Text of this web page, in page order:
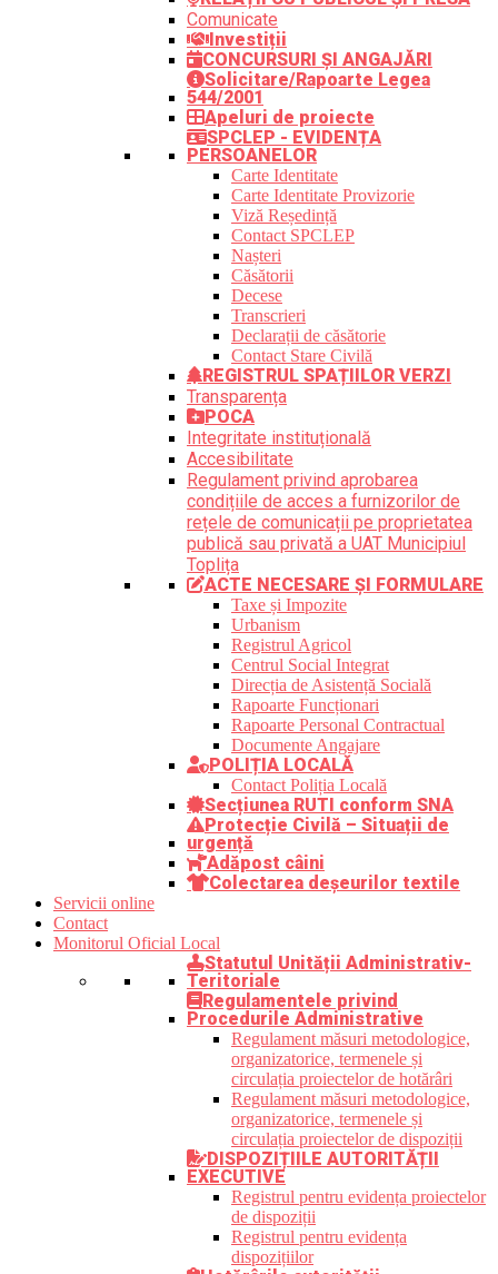
Comunicate
Investiții
CONCURSURI ȘI ANGAJĂRI
Solicitare/Rapoarte Legea
544/2001
Apeluri de proiecte
SPCLEP - EVIDENȚA
PERSOANELOR
Carte Identitate
Carte Identitate Provizorie
Viză Reședință
Contact SPCLEP
Nașteri
Căsătorii
Decese
Transcrieri
Declarații de căsătorie
Contact Stare Civilă
REGISTRUL SPAȚIILOR VERZI
Transparența
POCA
Integritate instituțională
Accesibilitate
Regulament privind aprobarea
condițiile de acces a furnizorilor de
rețele de comunicații pe proprietatea
publică sau privată a UAT Municipiul
Toplița
ACTE NECESARE ȘI FORMULARE
Taxe și Impozite
Urbanism
Registrul Agricol
Centrul Social Integrat
Direcția de Asistență Socială
Rapoarte Funcționari
Rapoarte Personal Contractual
Documente Angajare
POLIȚIA LOCALĂ
Contact Poliția Locală
Secțiunea RUTI conform SNA
Protecție Civilă – Situații de
urgență
Adăpost câini
Colectarea deșeurilor textile
Servicii online
Contact
Monitorul Oficial Local
Statutul Unității Administrativ-
Teritoriale
Regulamentele privind
Procedurile Administrative
Regulament măsuri metodologice,
organizatorice, termenele și
circulația proiectelor de hotărâri
Regulament măsuri metodologice,
organizatorice, termenele și
circulația proiectelor de dispoziții
DISPOZIȚIILE AUTORITĂȚII
EXECUTIVE
Registrul pentru evidența proiectelor
de dispoziții
Registrul pentru evidența
dispozițiilor